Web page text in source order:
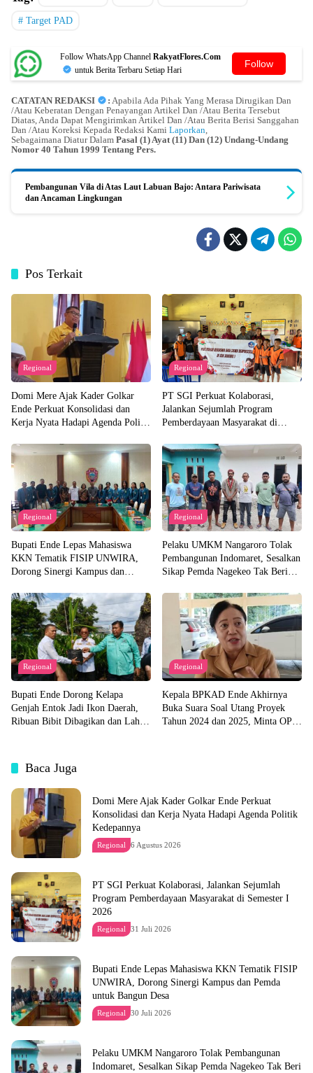
Target PAD
Follow WhatsApp Channel RakyatFlores.Com
untuk Berita Terbaru Setiap Hari
Follow
CATATAN REDAKSI : Apabila Ada Pihak Yang Merasa Dirugikan Dan
/Atau Keberatan Dengan Penayangan Artikel Dan /Atau Berita Tersebut
Diatas, Anda Dapat Mengirimkan Artikel Dan /Atau Berita Berisi Sanggahan
Dan /Atau Koreksi Kepada Redaksi Kami Laporkan,
Sebagaimana Diatur Dalam Pasal (1) Ayat (11) Dan (12) Undang-Undang
Nomor 40 Tahun 1999 Tentang Pers.
Pembangunan Vila di Atas Laut Labuan Bajo: Antara Pariwisata
dan Ancaman Lingkungan
Pos Terkait
Regional
Domi Mere Ajak Kader Golkar
Ende Perkuat Konsolidasi dan
Kerja Nyata Hadapi Agenda Politik
Regional
PT SGI Perkuat Kolaborasi,
Jalankan Sejumlah Program
Pemberdayaan Masyarakat di
Regional
Bupati Ende Lepas Mahasiswa
KKN Tematik FISIP UNWIRA,
Dorong Sinergi Kampus dan
Regional
Pelaku UMKM Nangaroro Tolak
Pembangunan Indomaret, Sesalkan
Sikap Pemda Nagekeo Tak Beri
Regional
Bupati Ende Dorong Kelapa
Genjah Entok Jadi Ikon Daerah,
Ribuan Bibit Dibagikan dan Lahan
Regional
Kepala BPKAD Ende Akhirnya
Buka Suara Soal Utang Proyek
Tahun 2024 dan 2025, Minta OPD
Baca Juga
Domi Mere Ajak Kader Golkar Ende Perkuat
Konsolidasi dan Kerja Nyata Hadapi Agenda Politik
Kedepannya
Regional 6 Agustus 2026
PT SGI Perkuat Kolaborasi, Jalankan Sejumlah
Program Pemberdayaan Masyarakat di Semester I
2026
Regional 31 Juli 2026
Bupati Ende Lepas Mahasiswa KKN Tematik FISIP
UNWIRA, Dorong Sinergi Kampus dan Pemda
untuk Bangun Desa
Regional 30 Juli 2026
Pelaku UMKM Nangaroro Tolak Pembangunan
Indomaret, Sesalkan Sikap Pemda Nagekeo Tak Beri